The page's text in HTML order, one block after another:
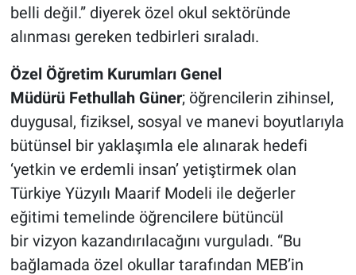
belli değil.” diyerek özel okul sektöründe
alınması gereken tedbirleri sıraladı.
Özel Öğretim Kurumları Genel
Müdürü Fethullah Güner; öğrencilerin zihinsel,
duygusal, fiziksel, sosyal ve manevi boyutlarıyla
bütünsel bir yaklaşımla ele alınarak hedefi
‘yetkin ve erdemli insan’ yetiştirmek olan
Türkiye Yüzyılı Maarif Modeli ile değerler
eğitimi temelinde öğrencilere bütüncül
bir vizyon kazandırılacağını vurguladı. “Bu
bağlamada özel okullar tarafından MEB’in